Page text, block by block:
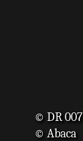
© DR 007
© Abaca